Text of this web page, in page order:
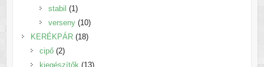
stabil 11
termék
verseny 1010
termék
KERÉKPÁR 1818
cipő 22
termék
kiegészítők 1313